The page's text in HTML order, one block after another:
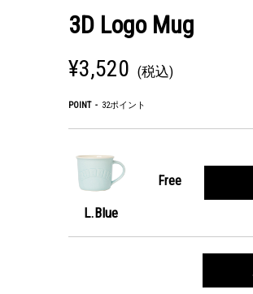
3D Logo Mug
¥3,520 (税込)
POINT 32ポイント
L.Blue
Free